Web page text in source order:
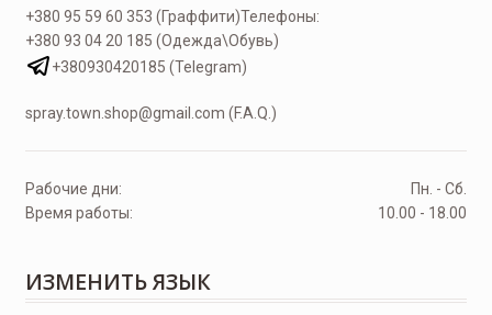
Телефоны:
+380 95 59 60 353 (Граффити)
+380 93 04 20 185 (Одежда\Обувь)
+380930420185 (Telegram)
spray.town.shop@gmail.com (F.A.Q.)
Рабочие дни:
Пн. - Сб.
Время работы:
10.00 - 18.00
ИЗМЕНИТЬ ЯЗЫК